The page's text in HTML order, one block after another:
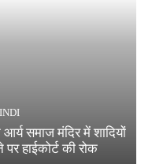
समाज मंदिर में शादियों
हाईकोर्ट की रोक